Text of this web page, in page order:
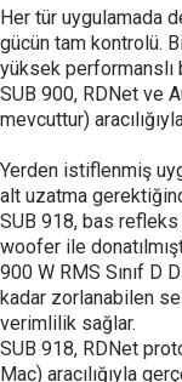
Her tür uygulamada
gücün tam kontrolü.
yüksek performanslı
SUB 900, RDNet ve
mevcuttur)
Yerden istiflenmiş
alt uzatma
SUB 918, bas
woofer ile
900 W RMS Sınıf D
kadar zorlanabilen
verimlilik sağlar.
SUB 918, RDNet
Mac) aracılığıyla